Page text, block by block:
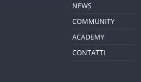
NEWS
COMMUNITY
ACADEMY
CONTATTI